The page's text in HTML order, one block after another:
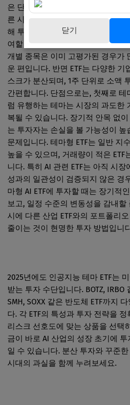
은 단기간 내에 산업 전체의 판도를
른 시장 확대가 꾸준히 예상되고 있
해 투자자는 개별 종목 리스크 없이
여할 수 있습니다. 둘째로는 낮은
개별 종목은 이미 고평가된 경우가
운 편입니다. 반면 ETF는 다양한 기
스크가 분산되며, 1주 단위로 소액
간편합니다. 단점으로는, 첫째로 테
럼 유행하는 테마는 시장의 과도한
복될 수 있습니다. 장기적 안목 없
는 투자자는 손실을 볼 가능성이
문제입니다. 테마형 ETF는 일반 지
높을 수 있으며, 거래량이 적은 ETF
니다. 특히 AI 관련 ETF는 아직 시
성과의 일관성이 검증되지 않은 경
마형 AI ETF에 투자할 때는 장기적
보고, 일정 수준의 변동성을 감내할
시에 다른 산업 ETF와의 포트폴리
줄이는 것이 현명한 투자 방법입니
2025년에도 인공지능 테마 ETF는
받는 투자 수단입니다. BOTZ, IRBO
SMH, SOXX 같은 반도체 ETF까지
다. 각 ETF의 특성과 투자 전략을
리스크 선호도에 맞는 상품을 선택
금이 바로 AI 산업의 성장 초기에
일 수 있습니다. 분산 투자와 꾸준
시대의 과실을 함께 누려보세요.
닫기